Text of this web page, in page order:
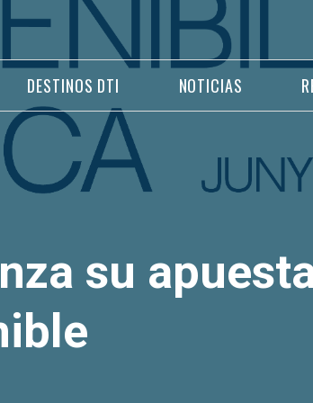
DESTINOS DTI NOTICIAS
su